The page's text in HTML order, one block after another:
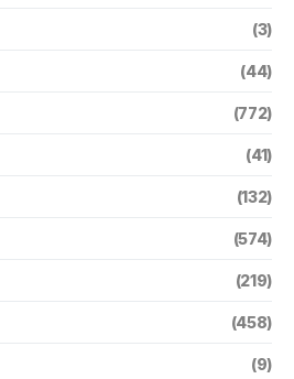
(3)
(44)
(772)
(41)
(132)
(574)
(219)
(458)
(9)